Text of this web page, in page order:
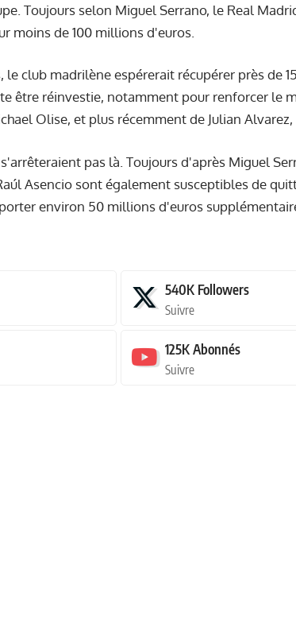
Toujours selon Miguel Serrano, le Real
moins de 100 millions d'euros.
le club madrilène espérerait récupérer près de
être réinvestie, notamment pour renforcer le
Olise, et plus récemment de Julian
pas là. Toujours d'après Miguel
Asencio sont également susceptibles de
environ 50 millions d'euros
540K Followers
Suivre
125KAbonnés
Suivre